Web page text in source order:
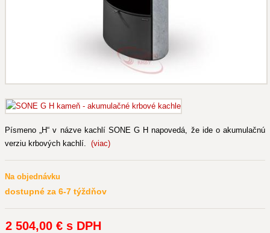
Písmeno „H“ v názve kachlí SONE G H napovedá, že ide o akumulačnú
verziu krbových kachlí. (viac)
Na objednávku
dostupné za 6-7 týždňov
2 504,00 € s DPH